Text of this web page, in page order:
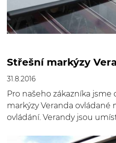
Střešní markýzy
31.8.2016
Pro našeho zákazníka jsme
markýzy Veranda ovládané
ovládání. Verandy jsou